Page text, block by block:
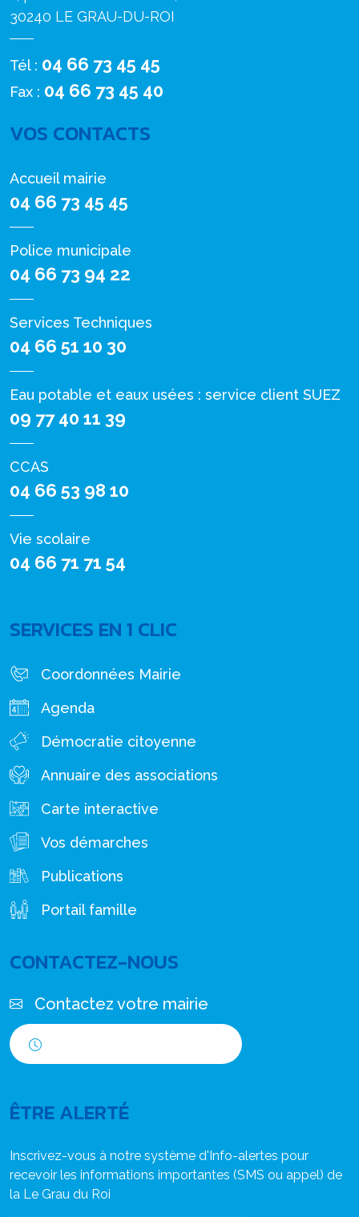
30240 LE GRAU-DU-ROI
Tél : 04 66 73 45 45
Fax : 04 66 73 45 40
VOS CONTACTS
Accueil mairie
04 66 73 45 45
Police municipale
04 66 73 94 22
Services Techniques
04 66 51 10 30
Eau potable et eaux usées : service client SUEZ
09 77 40 11 39
CCAS
04 66 53 98 10
Vie scolaire
04 66 71 71 54
SERVICES EN 1 CLIC
Coordonnées Mairie
Agenda
Démocratie citoyenne
Annuaire des associations
Carte interactive
Vos démarches
Publications
Portail famille
CONTACTEZ-NOUS
Contactez votre mairie
ÊTRE ALERTÉ
Inscrivez-vous à notre système d'Info-alertes pour
recevoir les informations importantes (SMS ou appel) de
la Le Grau du Roi